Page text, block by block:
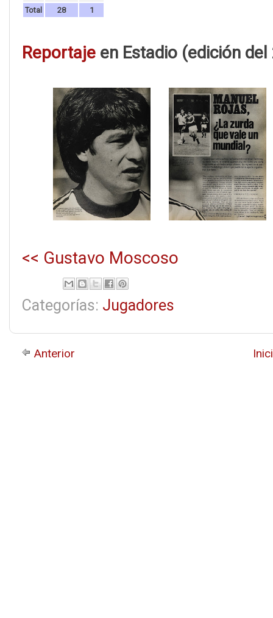
Total
28 1
Reportaje en Estadio (edición
<< Gustavo Moscoso
Categorías: Jugadores
Anterior